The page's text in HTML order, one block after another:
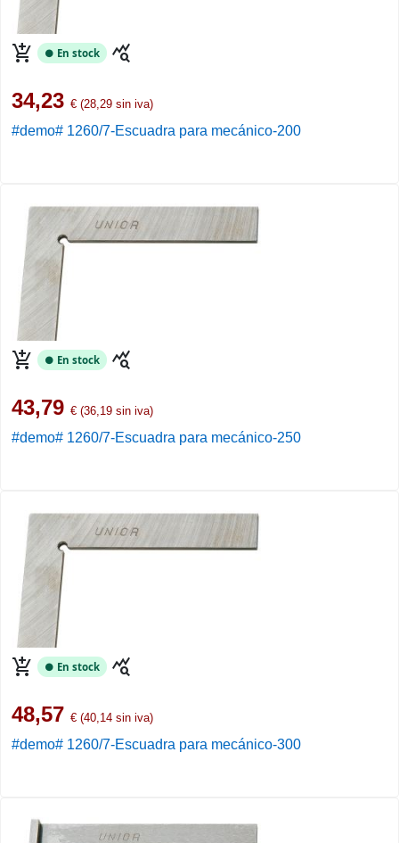
add_shopping_cart ● En stock query_stats
34,23 € (28,29 sin iva)
#demo# 1260/7-Escuadra para mecánico-200
add_shopping_cart ● En stock query_stats
43,79 € (36,19 sin iva)
#demo# 1260/7-Escuadra para mecánico-250
add_shopping_cart ● En stock query_stats
48,57 € (40,14 sin iva)
#demo# 1260/7-Escuadra para mecánico-300